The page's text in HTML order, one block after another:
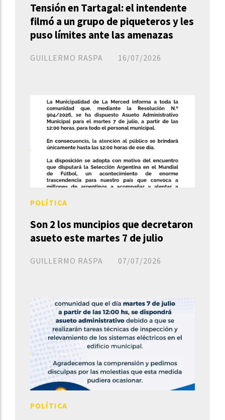
Tensión en Tartagal: el intendente
filmó a un grupo de piqueteros y les
puso límites ante las amenazas
GUILLERMO RASPA 16/07/2026
Son 2 los muncipios que decretaron
asueto este martes 7 de julio
GUILLERMO RASPA
POLÍTICA
07/07/2026
POLÍTICA